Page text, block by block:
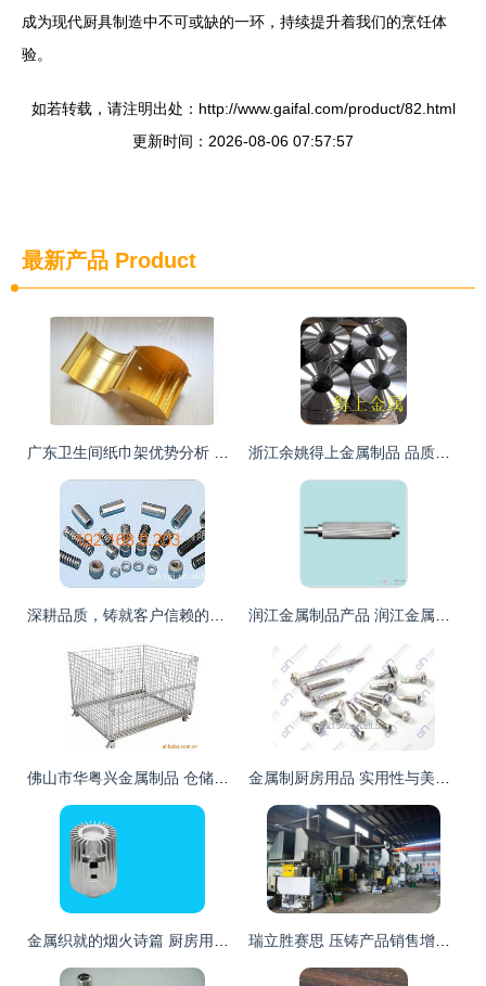
成为现代厨具制造中不可或缺的一环，持续提升着我们的烹饪体
验。
如若转载，请注明出处：http://www.gaifal.com/product/82.html
更新时间：2026-08-06 07:57:57
最新产品 Product